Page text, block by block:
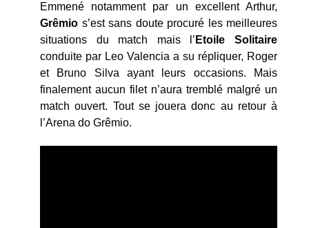
Emmené notamment par un excellent Arthur,
Grêmio s’est sans doute procuré les meilleures
situations du match mais l’ Etoile Solitaire
conduite par Leo Valencia a su répliquer, Roger
et Bruno Silva ayant leurs occasions. Mais
finalement aucun filet n’aura tremblé malgré un
match ouvert. Tout se jouera donc au retour à
l’Arena do Grêmio.